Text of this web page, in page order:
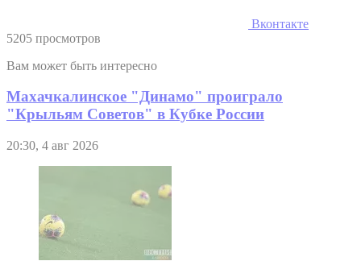
Вконтакте
5205 просмотров
Вам может быть интересно
Махачкалинское "Динамо" проиграло
"Крыльям Советов" в Кубке России
20:30, 4 авг 2026